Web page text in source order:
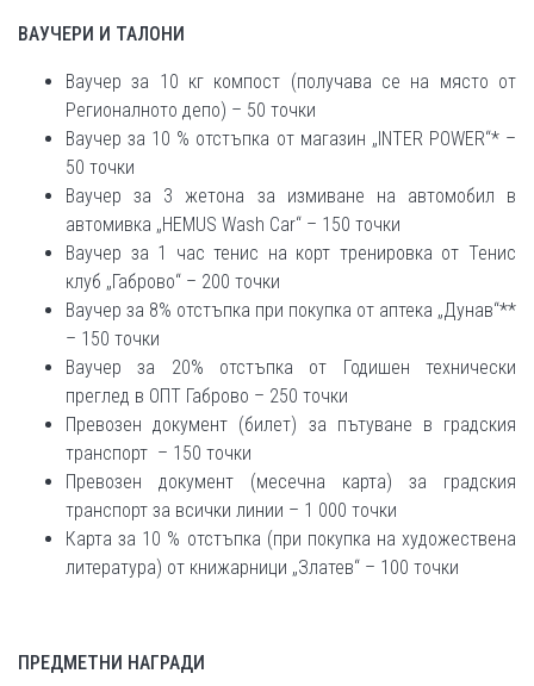
ВАУЧЕРИ И ТАЛОНИ
Ваучер за 10 кг компост (получава се на място от
Регионалното депо) – 50 точки
Ваучер за 10 % отстъпка от магазин „INTER POWER“* –
50 точки
Ваучер за 3 жетона за измиване на автомобил в
автомивка „HEMUS Wash Car“ – 150 точки
Ваучер за 1 час тенис на корт тренировка от Тенис
клуб „Габрово“ – 200 точки
Ваучер за 8% отстъпка при покупка от аптека „Дунав“**
– 150 точки
Ваучер за 20% отстъпка от Годишен технически
преглед в ОПТ Габрово – 250 точки
Превозен документ (билет) за пътуване в градския
транспорт – 150 точки
Превозен документ (месечна карта) за градския
транспорт за всички линии – 1 000 точки
Карта за 10 % отстъпка (при покупка на художествена
литература) от книжарници „Златев“ – 100 точки
ПРЕДМЕТНИ НАГРАДИ